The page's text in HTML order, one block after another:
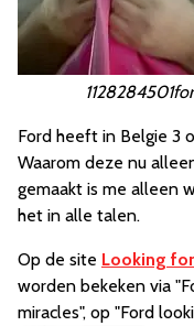
Ford heeft in Belgie 3
Waarom deze nu
gemaakt is me alleen
het in alle talen.
Op de site Looking
worden bekeken via
miracles", op "Ford